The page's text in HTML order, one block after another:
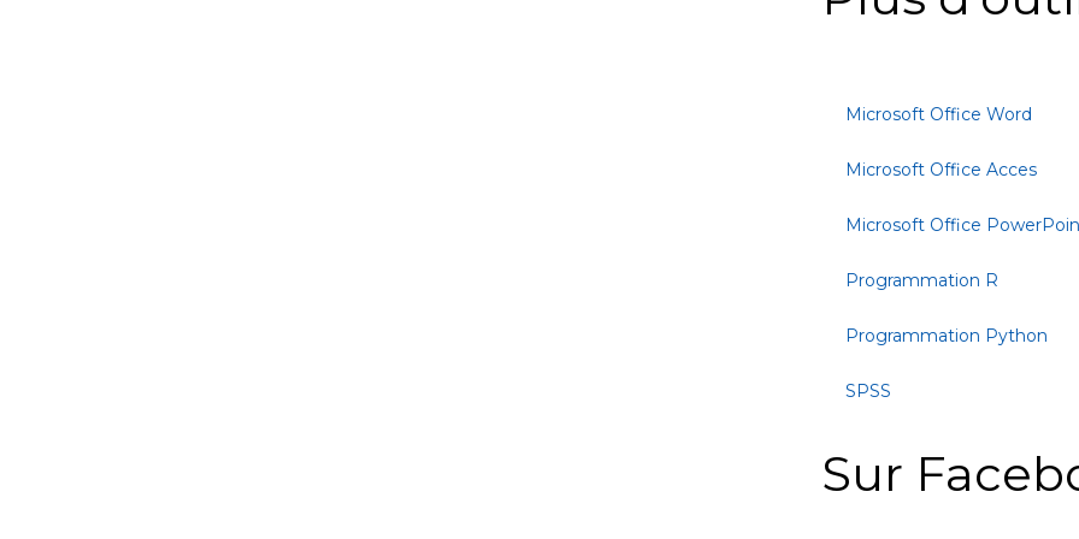
Microsoft Office Word
Microsoft Office Acces
Microsoft Office
Programmation R
Programmation Python
SPSS
Sur